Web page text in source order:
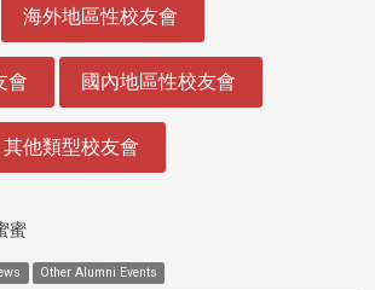
海外地區性校友會
會 國內地區性校友會
其他類型校友會
蜜
Other Alumni Events